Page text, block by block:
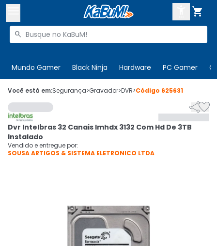

Buscar produtos

Mundo Gamer Black Ninja Hardware PC Gamer
 Olá. Acesse sua conta
 Departamentos
Cupons
Mais Vendidos
CADASTRE-SE
Você está em:Segurança>Gravador>DVR>Código 625631

Dvr Intelbras 32 Canais Imhdx 3132 Com Hd De 3TB
Instalado
Vendido e entregue por:
SOUSA ARTIGOS & SISTEMA ELETRONICO LTDA